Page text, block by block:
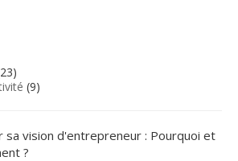
(9)
sa vision d'entrepreneur : Pourquoi et
?